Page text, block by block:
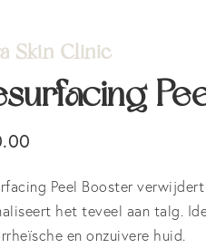
Skin Clinic
Peel Booster
het teveel aan talg.
en onzuivere huid.